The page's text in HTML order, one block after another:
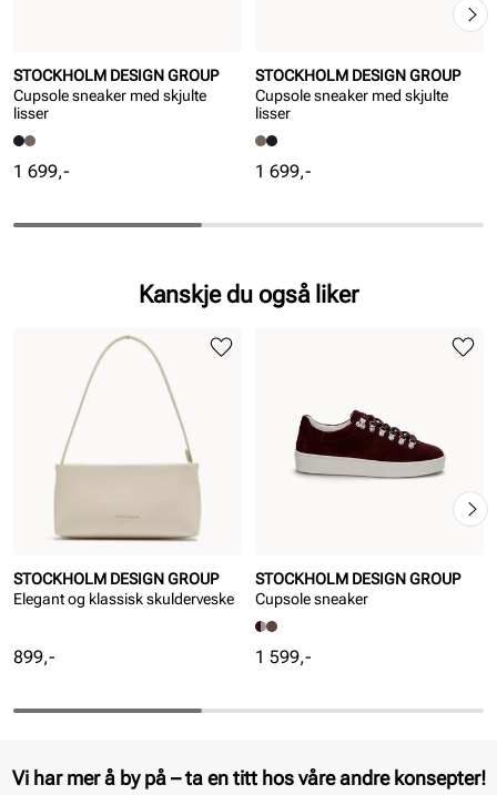
STOCKHOLM DESIGN GROUP
Cupsole sneaker med skjulte
lisser
Pris
1 699,-
STOCKHOLM DESIGN GROUP
Cupsole sneaker med skjulte
lisser
Pris
1 699,-
Kanskje du også liker
STOCKHOLM DESIGN GROUP
Elegant og klassisk skulderveske
Pris
899,-
STOCKHOLM DESIGN GROUP
Cupsole sneaker
Pris
1 599,-
Vi har mer å by på – ta en titt hos våre andre konsepter!